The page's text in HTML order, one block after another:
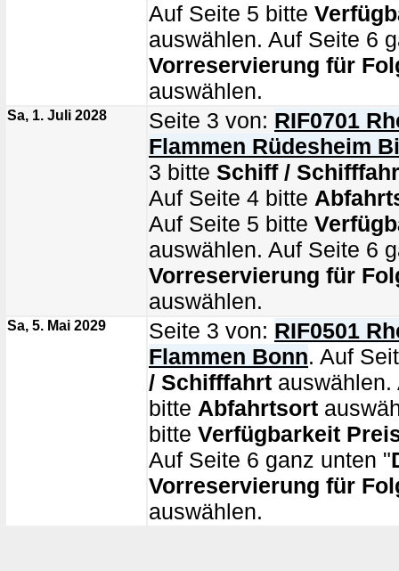
Auf Seite 5 bitte
auswählen. Auf Seite 6
Vorreservierung für
auswählen.
Sa, 1. Juli 2028 Seite 3 von: RIF0701
Flammen Rüdesheim
3 bitte Schiff /
Auf Seite 4 bitte
Auf Seite 5 bitte
auswählen. Auf Seite 6
Vorreservierung für
auswählen.
Sa, 5. Mai 2029 Seite 3 von: RIF0501
Flammen Bonn. Auf
/ Schifffahrt auswählen.
bitte Abfahrtsort
bitte Verfügbarkeit
Auf Seite 6 ganz unten "
Vorreservierung für
auswählen.